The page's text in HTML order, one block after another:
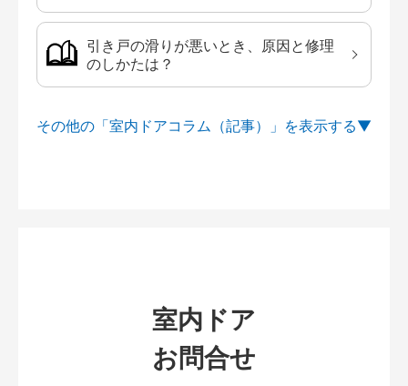
引き戸の滑りが悪いとき、原因と修理
のしかたは？
その他の「室内ドアコラム（記事）」を
室内ドア
お問合せ